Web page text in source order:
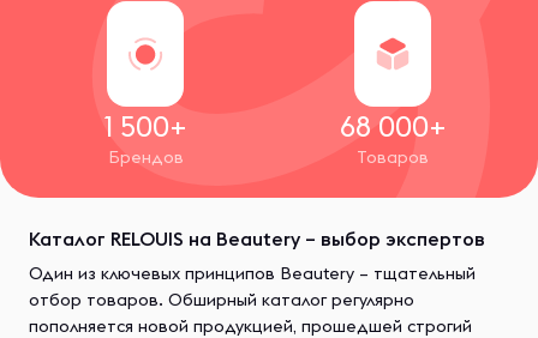
1 500+
Брендов
68 000+
Товаров
Каталог RELOUIS на Beautery – выбор экспертов
Один из ключевых принципов Beautery – тщательный
отбор товаров. Обширный каталог регулярно
пополняется новой продукцией, прошедшей строгий